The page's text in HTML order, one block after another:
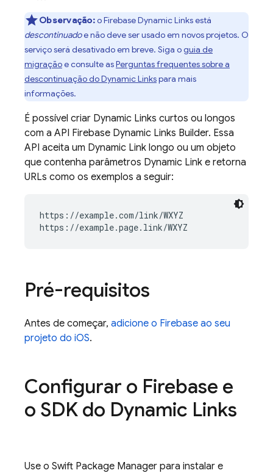
Observação:o Firebase Dynamic Links está
descontinuadoe não deve ser usado em novos projetos. O
serviço será desativado em breve. Siga oguia de
migraçãoe consulte asPerguntas frequentes sobre a
descontinuação do Dynamic Linkspara mais
informações.
É possível criar Dynamic Links curtos ou longos
com a API Firebase Dynamic Links Builder. Essa
API aceita um Dynamic Link longo ou um objeto
que contenha parâmetros Dynamic Link e retorna
URLs como os exemplos a seguir:
https://example.com/link/WXYZ
Pré-requisitos
Antes de começar, adicione o Firebase ao seu
projeto do iOS.
Configurar o Firebase e
o SDK do Dynamic Links
Use o Swift Package Manager para instalar e